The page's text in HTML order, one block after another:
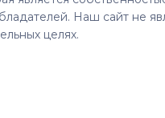
Наш сайт не
целях.